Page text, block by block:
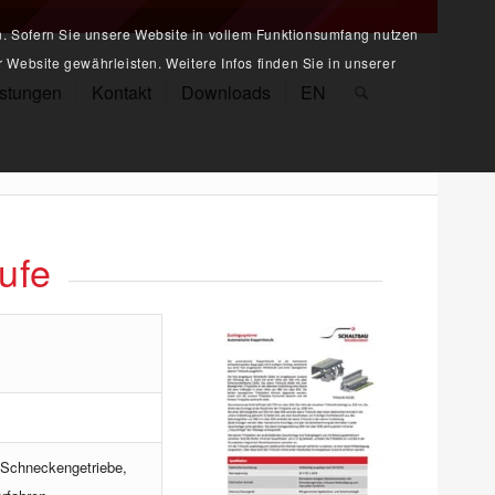
Kontakt Downloads EN
Sie unsere Website in vollem Funktionsumfang nutzen
gewährleisten. Weitere Infos finden Sie in unserer